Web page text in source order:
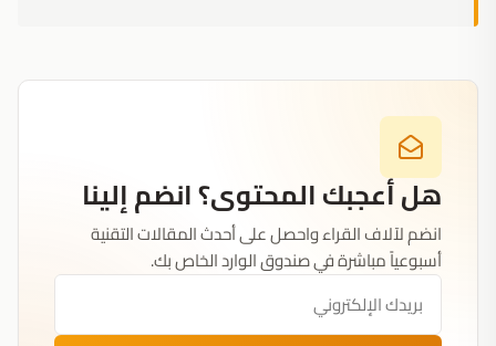
هل أعجبك المحتوى؟ انضم إلينا
انضم لآلاف القراء واحصل على أحدث المقالات التقنية
أسبوعياً مباشرة في صندوق الوارد الخاص بك.